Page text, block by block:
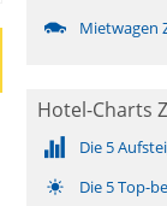
Mietwagen
Hotel-Charts
Die 5
Die 5 Top-